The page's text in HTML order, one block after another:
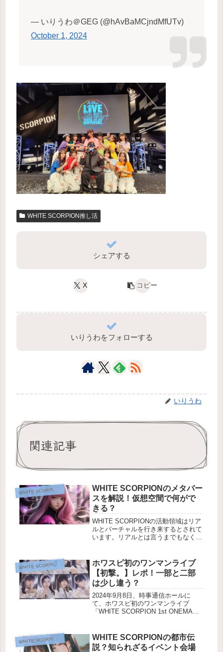
— いりうわ＠GEG (@hAvBaMCjndMfUTv)
October 1, 2024
WHITE SCORPION推し活
シェアする
X コピー
いりうわをフォローする
いりうわ
関連記事
WHITE SCORPION推し活
WHITE SCORPIONのメタバー
スを解説！仮想空間で何がで
きる？
WHITE SCORPIONの活動領域はリア
ルとバーチャルを行き来するとされて
います。リアルとは言うまでもなく現
ス(仮想空間)での活動を示していま
す。例えば、ライブやオンラ...
WHITE SCORPION推し活
ホワスピ初のワンマンライブ
【初撃。】レポ！一部と二部
は少し違う？
2024年9月8日、時事通信ホールに
て、ホワスピ初のワンマンライブ
「WHITE SCORPION 1st ONEMAN
ェクトのオーディション当時から、ず
っと応援...
WHITE SCORPION推し活
WHITE SCORPIONの都市伝
説？知られざるイベント会場